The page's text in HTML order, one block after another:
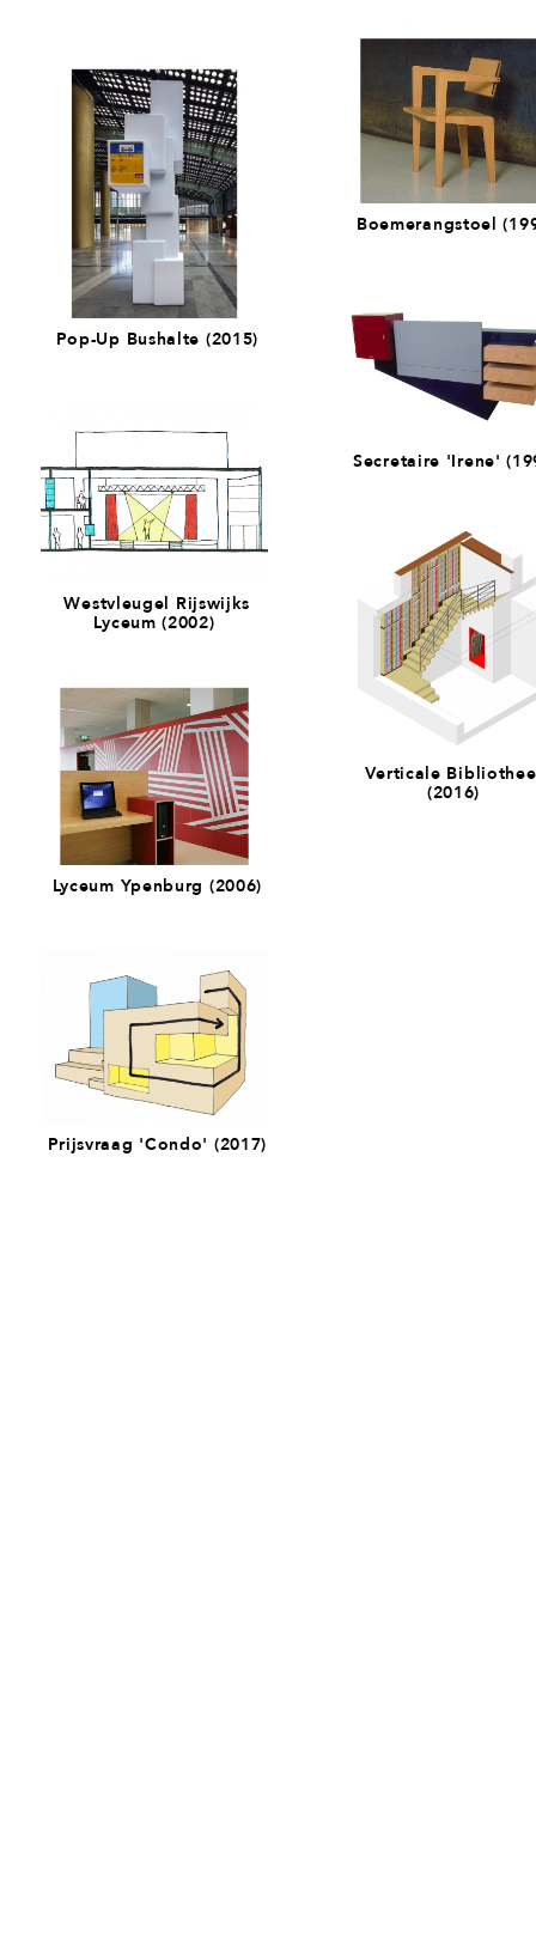
Pop-Up Bushalte (2015)
Westvleugel Rijswijks
Lyceum (2002)
Lyceum Ypenburg (2006)
Prijsvraag 'Condo' (2017)
Boemerangstoel
Secretaire 'Irene'
Verticale
(2016)